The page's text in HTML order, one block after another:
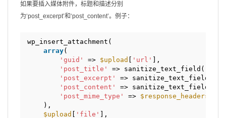
// Insert the attachment.
$attach_id = wp_insert_attachment(
require_once ( ABSPATH .
// Generate the metadata for the attachment, and
$attach_data = wp_generate_attachment_metadata(
wp_update_attachment_metadata( $attach_id ,
set_post_thumbnail( $parent_post_id, $attach_id
如果要插入媒体附件，标题和描述分别
为‘post_excerpt’和‘post_content’。例子：
wp_insert_attachment(
array(
'guid'
=> $upload 'url'
],
'post_title'
=> sanitize_text_field(
'post_excerpt'
=> sanitize_text_field(
'post_content'
=> sanitize_text_field(
'post_mime_type'
=> $response_headers
),
$upload
'file'
],